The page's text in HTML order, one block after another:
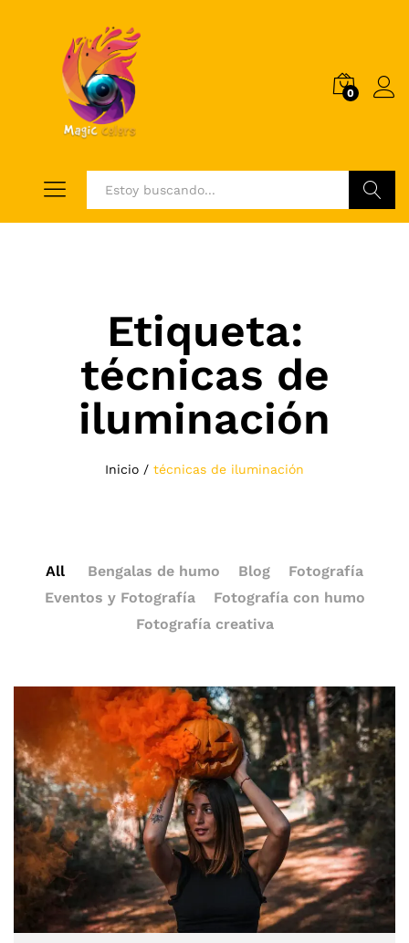
0
Etiqueta:
técnicas de
iluminación
Inicio / técnicas de iluminación
All Bengalas de humo Blog
Fotografía
Eventos y Fotografía
Fotografía con humo
Fotografía creativa